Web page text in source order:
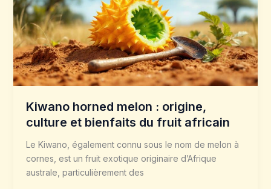
Kiwano horned melon : origine,
culture et bienfaits du fruit africain
Le Kiwano, également connu sous le nom de melon à
cornes, est un fruit exotique originaire d’Afrique
australe, particulièrement des
origine,
culture
et
bienfaits
du
fruit